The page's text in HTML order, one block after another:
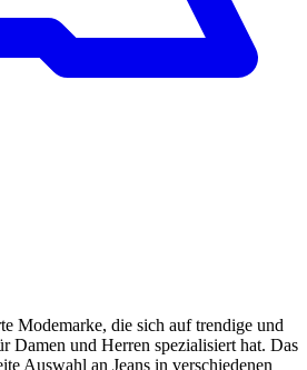
Modemarke, die sich auf trendige und
Damen und Herren spezialisiert hat. Das
Auswahl an Jeans in verschiedenen